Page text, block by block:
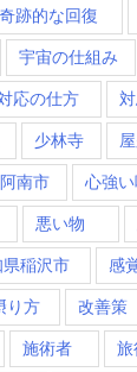
奇跡的な回復
宇宙の仕組み
応の仕方
少林寺
南市 心強
悪い物
稲沢市 感
り方 改善策
施術者 旅